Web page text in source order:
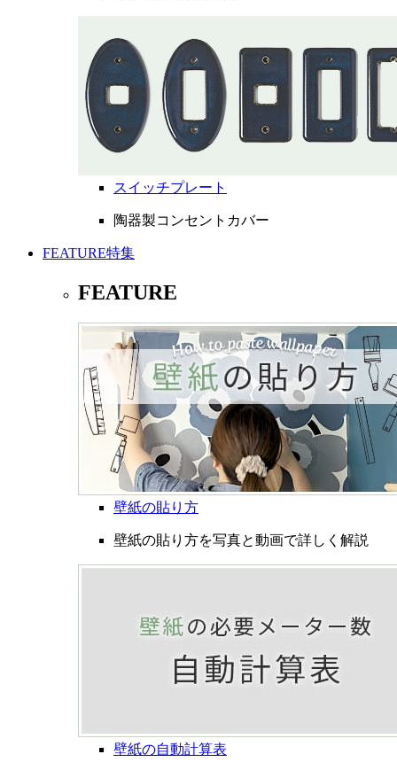
スイッチプレート
陶器製コンセントカバー
FEATURE特集
FEATURE
壁紙の貼り方
壁紙の貼り方を写真と動画で詳しく解説
壁紙の自動計算表